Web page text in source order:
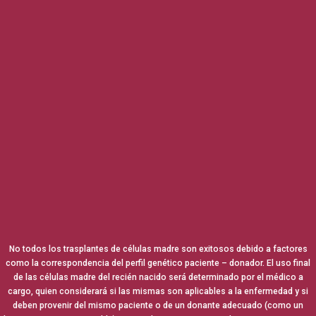
No todos los trasplantes de células madre son exitosos debido a factores
como la correspondencia del perfil genético paciente – donador. El uso final
de las células madre del recién nacido será determinado por el médico a
cargo, quien considerará si las mismas son aplicables a la enfermedad y si
deben provenir del mismo paciente o de un donante adecuado (como un